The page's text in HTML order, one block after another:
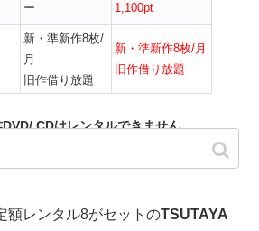
ー 1,100pt
新・準新作8枚/
月
旧作借り放題
新・準新作8枚/月
旧作借り放題
CDはレンタルできません。
額レンタル8がセットのTSUTAYA